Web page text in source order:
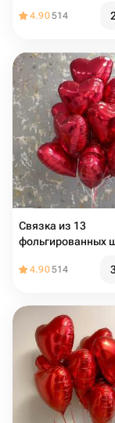
4.90514
Связка из 13
фольгированных
4.90514